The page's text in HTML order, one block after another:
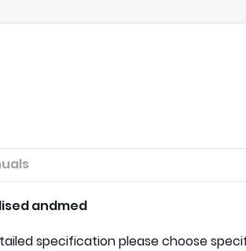
andmed
specification please choose